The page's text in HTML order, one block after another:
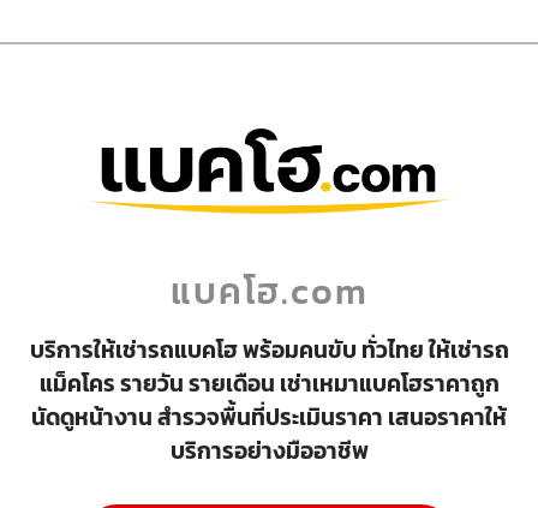
แบคโฮ.com
บริการให้เช่ารถแบคโฮ พร้อมคนขับ ทั่วไทย ให้เช่ารถ
แม็คโคร รายวัน รายเดือน เช่าเหมาแบคโฮราคาถูก
นัดดูหน้างาน สำรวจพื้นที่ประเมินราคา เสนอราคาให้
บริการอย่างมืออาชีพ